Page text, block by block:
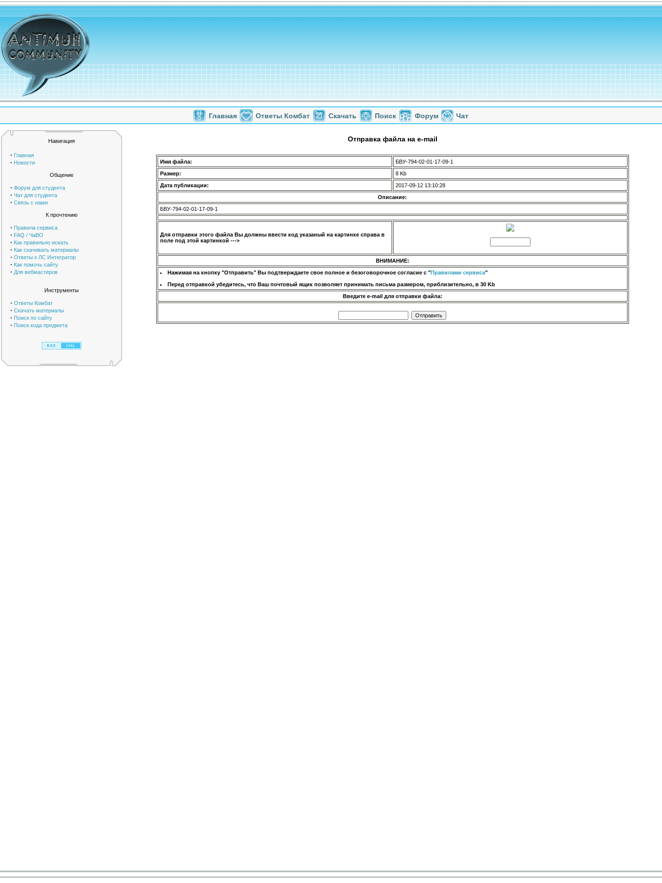
Главная Ответы Комбат Скачать Поиск Форум Чат
Навигация
· Главная
· Новости
Общение
· Форум для студента
· Чат для студента
· Связь с нами
К прочтению
· Правила сервиса
· FAQ / ЧаВО
· Как правильно искать
· Как скачивать материалы
· Ответы к ЛС Интегратор
· Как помочь сайту
· Для вебмастеров
Инструменты
· Ответы Комбат
· Скачать материалы
· Поиск по сайту
· Поиск кода предмета
Отправка файла на e-mail
Имя файла:
БВУ-794-02-01-17-09-1
Размер:
8 Kb
Дата публикации:
2017-09-12 13:10:28
Описание:
БВУ-794-02-01-17-09-1
Для отправки этого файла Вы должны ввести код указаный на картинке справа в
поле под этой картинкой --->
ВНИМАНИЕ:
Нажимая на кнопку "Отправить" Вы подтверждаете свое полное и безоговорочное согласие с "Правилами сервиса"
Перед отправкой убедитесь, что Ваш почтовый ящик позволяет принимать письма размером, приблизительно, в 30 Kb
Введите e-mail для отправки файла: